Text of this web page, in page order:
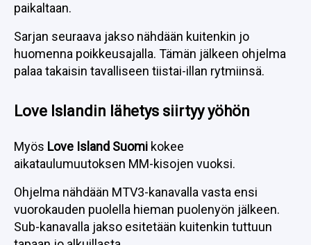
paikaltaan.
Sarjan seuraava jakso nähdään kuitenkin jo
huomenna poikkeusajalla. Tämän jälkeen ohjelma
palaa takaisin tavalliseen tiistai-illan rytmiinsä.
Love Islandin lähetys siirtyy yöhön
Myös Love Island Suomi kokee
aikataulumuutoksen MM-kisojen vuoksi.
Ohjelma nähdään MTV3-kanavalla vasta ensi
vuorokauden puolella hieman puolenyön jälkeen.
Sub-kanavalla jakso esitetään kuitenkin tuttuun